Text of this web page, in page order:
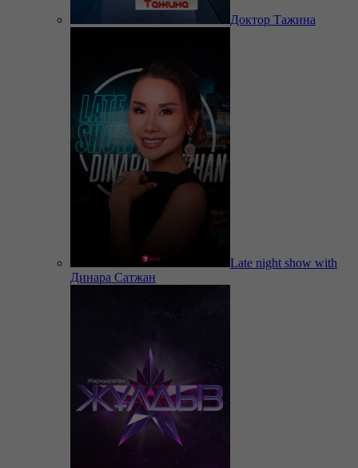
Доктор Тажина
Late night show with
Динара Сатжан